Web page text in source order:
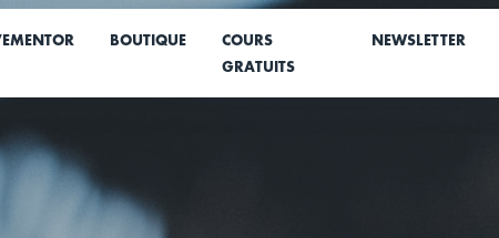
BOUTIQUE
COURS
GRATUITS
NEWSLETTER